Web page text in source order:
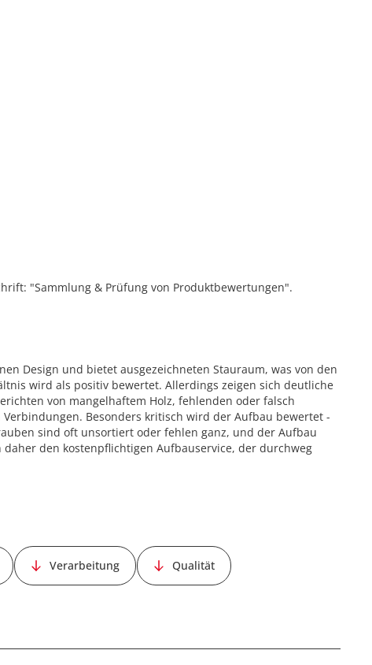
"Sammlung & Prüfung von Produktbewertungen".
Design und bietet ausgezeichneten Stauraum, was von den
wird als positiv bewertet. Allerdings zeigen sich deutliche
von mangelhaftem Holz, fehlenden oder falsch
Besonders kritisch wird der Aufbau bewertet -
sind oft unsortiert oder fehlen ganz, und der Aufbau
den kostenpflichtigen Aufbauservice, der durchweg
Verarbeitung Qualität